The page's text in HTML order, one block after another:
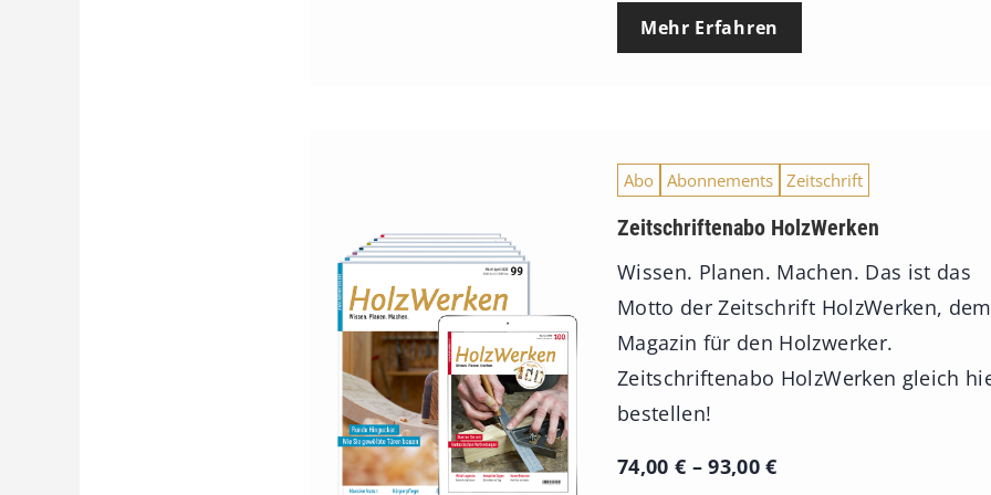
Mehr Erfahren
Abo Abonnements Zeitschrift
Zeitschriftenabo HolzWerken
Wissen. Planen. Machen. Das ist das
Motto der Zeitschrift HolzWerken, dem
Magazin für den Holzwerker.
Zeitschriftenabo HolzWerken gleich
bestellen!
74,00 € –93,00€P